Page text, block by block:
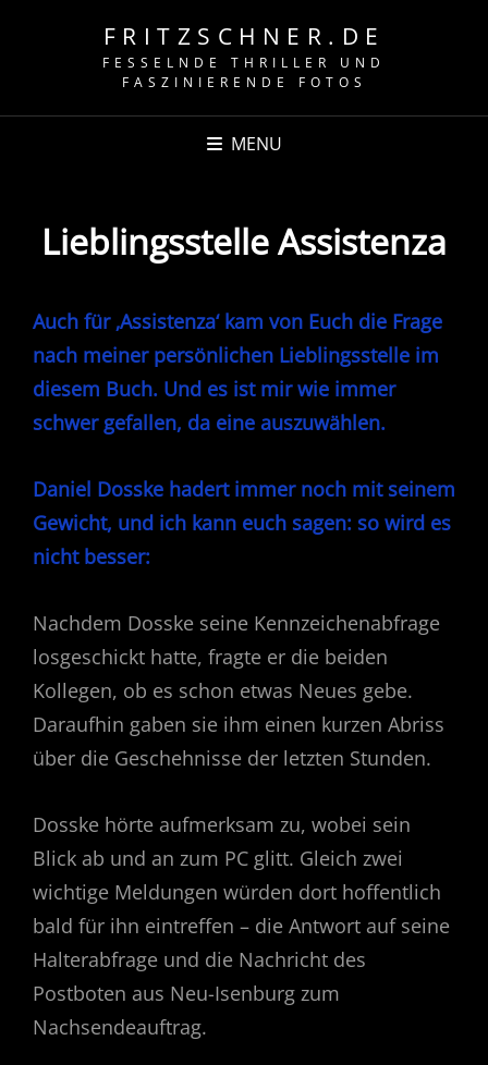
FRITZSCHNER.DE
FESSELNDE THRILLER UND
FASZINIERENDE FOTOS
MENU
Lieblingsstelle Assistenza
Auch für ‚Assistenza‘ kam von Euch die Frage
nach meiner persönlichen Lieblingsstelle im
diesem Buch. Und es ist mir wie immer
schwer gefallen, da eine auszuwählen.
Daniel Dosske hadert immer noch mit seinem
Gewicht, und ich kann euch sagen: so wird es
nicht besser:
Nachdem Dosske seine Kennzeichenabfrage
losgeschickt hatte, fragte er die beiden
Kollegen, ob es schon etwas Neues gebe.
Daraufhin gaben sie ihm einen kurzen Abriss
über die Geschehnisse der letzten Stunden.
Dosske hörte aufmerksam zu, wobei sein
Blick ab und an zum PC glitt. Gleich zwei
wichtige Meldungen würden dort hoffentlich
bald für ihn eintreffen – die Antwort auf seine
Halterabfrage und die Nachricht des
Postboten aus Neu-Isenburg zum
Nachsendeauftrag.